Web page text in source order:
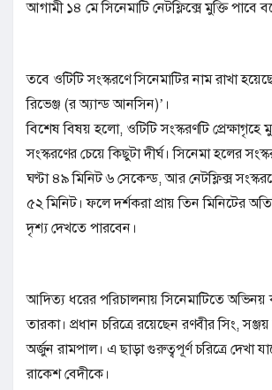
আগামী ১৪ মে সিনেমাটি নেটফ্লিক্সে মুক্তি পাবে
তবে ওটিটি সংস্করণে সিনেমাটির নাম রাখা
রিভেঞ্জ (র অ্যান্ড আনসিন)’।
বিশেষ বিষয় হলো, ওটিটি সংস্করণটি প্রেক্ষাগৃহে
সংস্করণের চেয়ে কিছুটা দীর্ঘ। সিনেমা হলের
ঘণ্টা ৪৯ মিনিট ৬ সেকেন্ড, আর নেটফ্লিক্স
৫২ মিনিট। ফলে দর্শকরা প্রায় তিন মিনিটের
দৃশ্য দেখতে পারবেন।
আদিত্য ধরের পরিচালনায় সিনেমাটিতে
তারকা। প্রধান চরিত্রে রয়েছেন রণবীর সিং,
অর্জুন রামপাল। এ ছাড়া গুরুত্বপূর্ণ চরিত্রে দেখা
রাকেশ বেদীকে।